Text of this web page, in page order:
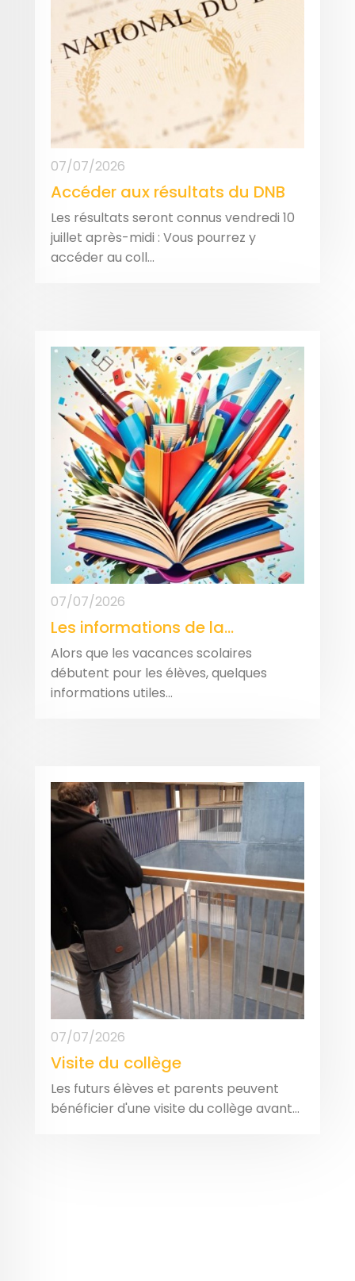
07/07/2026
Accéder aux résultats du DNB
Les résultats seront connus vendredi 10
juillet après-midi : Vous pourrez y
accéder au coll...
07/07/2026
Les informations de la...
Alors que les vacances scolaires
débutent pour les élèves, quelques
informations utiles...
07/07/2026
Visite du collège
Les futurs élèves et parents peuvent
bénéficier d'une visite du collège avant...